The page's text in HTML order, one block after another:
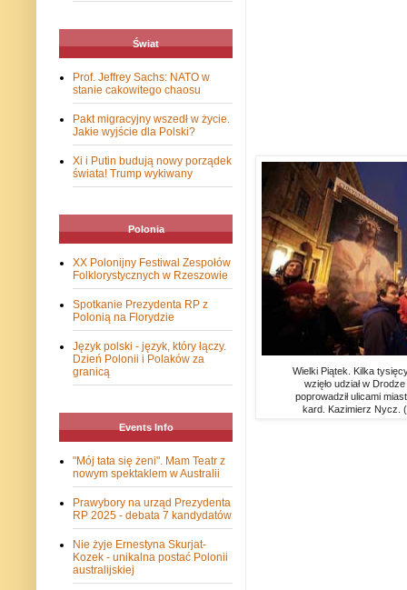
Wielki Piątek. Kilka
wzięło udział w
poprowadził ulicami
kard. Kazimierz Nycz.
Świat
Prof. Jeffrey Sachs: NATO w
stanie cakowitego chaosu
Pakt migracyjny wszedł w życie.
Jakie wyjście dla Polski?
Xi i Putin budują nowy porządek
świata! Trump wykiwany
Polonia
XX Polonijny Festiwal Zespołów
Folklorystycznych w Rzeszowie
Spotkanie Prezydenta RP z
Polonią na Florydzie
Język polski - język, który łączy.
Dzień Polonii i Polaków za
granicą
Events Info
"Mój tata się żeni". Mam Teatr z
nowym spektaklem w Australii
Prawybory na urząd Prezydenta
RP 2025 - debata 7 kandydatów
Nie żyje Ernestyna Skurjat-
Kozek - unikalna postać Polonii
australijskiej